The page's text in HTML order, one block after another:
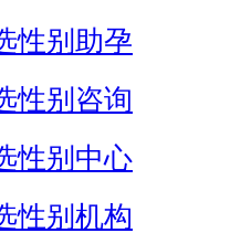
性别助孕
性别咨询
性别中心
性别机构